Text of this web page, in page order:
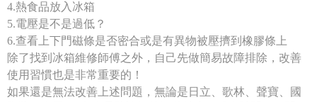
4.熱食品放入冰箱
5.電壓是不是過低？
6.查看上下門磁條是否密合或是有異物被壓擠到橡膠條上
除了找到冰箱維修師傅之外，自己先做簡易故障排除，改善
使用習慣也是非常重要的！
如果還是無法改善上述問題，無論是日立、歌林、聲寶、國